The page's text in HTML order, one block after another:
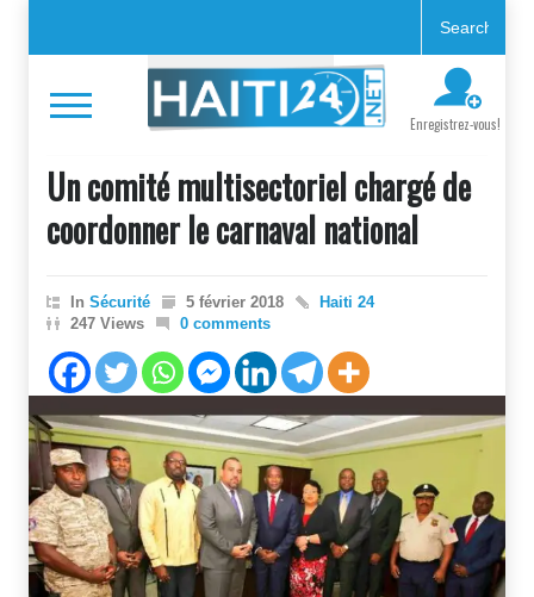
Enregistrez-vous!
Un comité multisectoriel chargé de
coordonner le carnaval national
In Sécurité 5 février 2018
Haiti 24
247 Views
0 comments